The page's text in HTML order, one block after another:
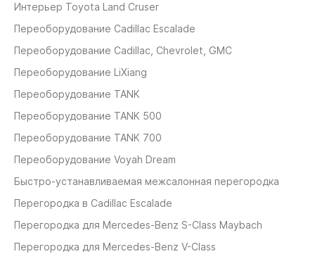
Интерьер Toyota Land Cruser
Переоборудование Cadillaс Escalade
Переоборудование Cadillaс, Chevrolet, GMC
Переоборудование LiXiang
Переоборудование TANK
Переоборудование TANK 500
Переоборудование TANK 700
Переоборудование Voyah Dream
Быстро-устанавливаемая межсалонная перегородка
Перегородка в Cadillac Escalade
Перегородка для Mercedes-Benz S-Class Maybach
Перегородка для Mercedes-Benz V-Class